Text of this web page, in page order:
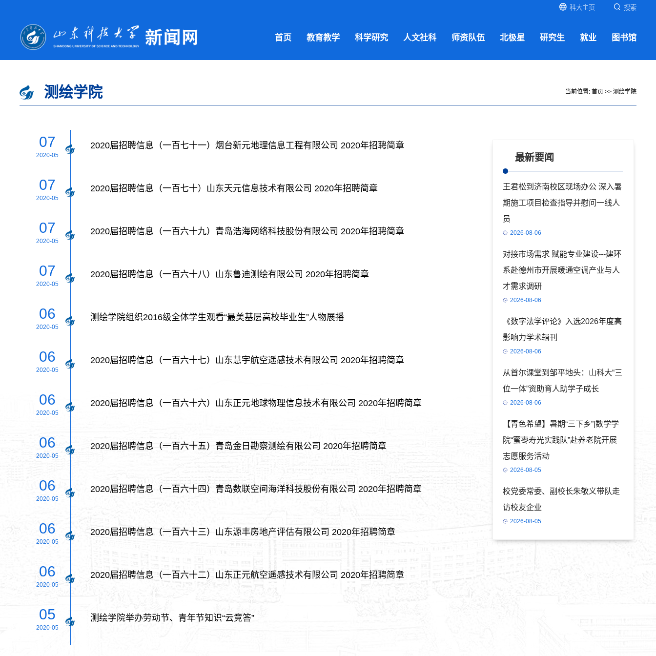
科大主页 搜索
首页 教育教学 科学研究 人文社科 师资队伍 北极星 研究生 就业 图书馆
测绘学院 当前位置: 首页 >> 测绘学院
07
2020-05
2020届招聘信息（一百七十一）烟台新元地理信息工程有限公司 2020年招聘简章
07
2020-05
2020届招聘信息（一百七十）山东天元信息技术有限公司 2020年招聘简章
07
2020-05
2020届招聘信息（一百六十九）青岛浩海网络科技股份有限公司 2020年招聘简章
07
2020-05
2020届招聘信息（一百六十八）山东鲁迪测绘有限公司 2020年招聘简章
06
2020-05
测绘学院组织2016级全体学生观看“最美基层高校毕业生”人物展播
06
2020-05
2020届招聘信息（一百六十七）山东慧宇航空遥感技术有限公司 2020年招聘简章
06
2020-05
2020届招聘信息（一百六十六）山东正元地球物理信息技术有限公司 2020年招聘简章
06
2020-05
2020届招聘信息（一百六十五）青岛金日勘察测绘有限公司 2020年招聘简章
06
2020-05
2020届招聘信息（一百六十四）青岛数联空间海洋科技股份有限公司 2020年招聘简章
06
2020-05
2020届招聘信息（一百六十三）山东源丰房地产评估有限公司 2020年招聘简章
06
2020-05
2020届招聘信息（一百六十二）山东正元航空遥感技术有限公司 2020年招聘简章
05
2020-05
测绘学院举办劳动节、青年节知识“云竞答”
最新要闻
王君松到济南校区现场办公 深入暑
期施工项目检查指导并慰问一线人
员
2026-08-06
对接市场需求 赋能专业建设---建环
系赴德州市开展暖通空调产业与人
才需求调研
2026-08-06
《数字法学评论》入选2026年度高
影响力学术辑刊
2026-08-06
从首尔课堂到邹平地头：山科大“三
位一体”资助育人助学子成长
2026-08-06
【青色希望】暑期“三下乡”|数学学
院“蜜枣寿光实践队”赴养老院开展
志愿服务活动
2026-08-05
校党委常委、副校长朱敬义带队走
访校友企业
2026-08-05